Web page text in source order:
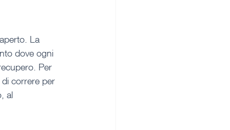
La
dove ogni
Per
correre per
al